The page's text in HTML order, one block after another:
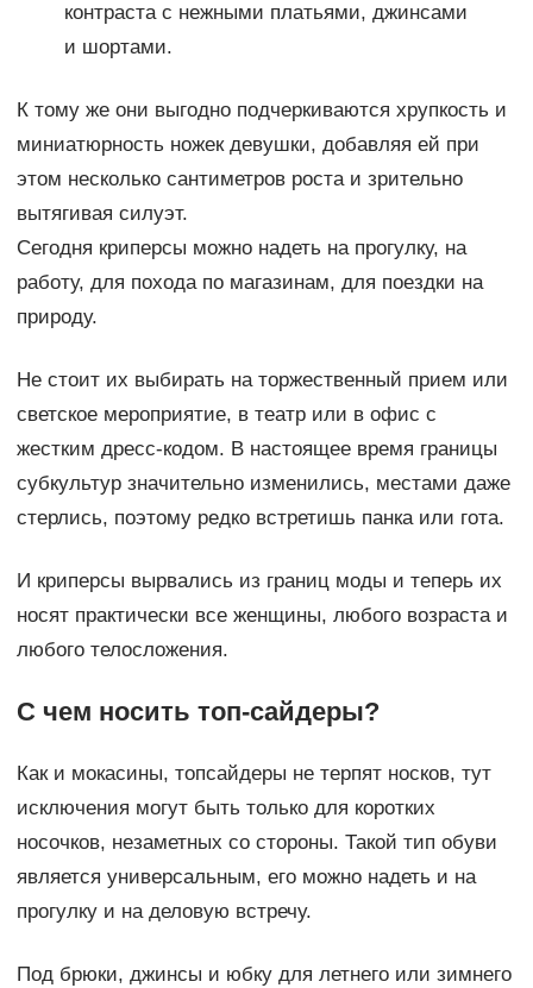
контраста с нежными платьями, джинсами
и шортами.
К тому же они выгодно подчеркиваются хрупкость и
миниатюрность ножек девушки, добавляя ей при
этом несколько сантиметров роста и зрительно
вытягивая силуэт.
Сегодня криперсы можно надеть на прогулку, на
работу, для похода по магазинам, для поездки на
природу.
Не стоит их выбирать на торжественный прием или
светское мероприятие, в театр или в офис с
жестким дресс-кодом. В настоящее время границы
субкультур значительно изменились, местами даже
стерлись, поэтому редко встретишь панка или гота.
И криперсы вырвались из границ моды и теперь их
носят практически все женщины, любого возраста и
любого телосложения.
С чем носить топ-сайдеры?
Как и мокасины, топсайдеры не терпят носков, тут
исключения могут быть только для коротких
носочков, незаметных со стороны. Такой тип обуви
является универсальным, его можно надеть и на
прогулку и на деловую встречу.
Под брюки, джинсы и юбку для летнего или зимнего